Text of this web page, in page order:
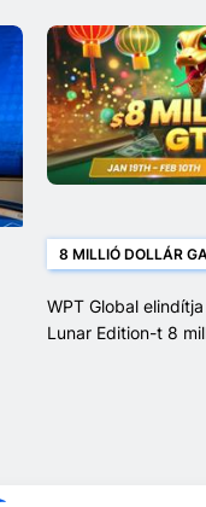
8 MILLIÓ DOLLÁR
WPT Global
Lunar Edition-t 8